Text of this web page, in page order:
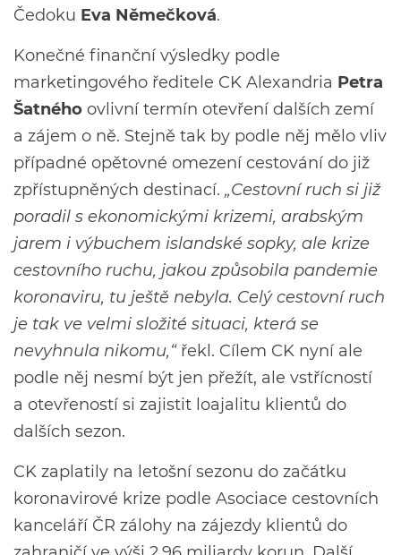
Čedoku Eva Němečková.
Konečné finanční výsledky podle
marketingového ředitele CK Alexandria Petra
Šatného ovlivní termín otevření dalších zemí
a zájem o ně. Stejně tak by podle něj mělo vliv
případné opětovné omezení cestování do již
zpřístupněných destinací. „Cestovní ruch si již
poradil s ekonomickými krizemi, arabským
jarem i výbuchem islandské sopky, ale krize
cestovního ruchu, jakou způsobila pandemie
koronaviru, tu ještě nebyla. Celý cestovní ruch
je tak ve velmi složité situaci, která se
nevyhnula nikomu,“řekl. Cílem CK nyní ale
podle něj nesmí být jen přežít, ale vstřícností
a otevřeností si zajistit loajalitu klientů do
dalších sezon.
CK zaplatily na letošní sezonu do začátku
koronavirové krize podle Asociace cestovních
kanceláří ČR zálohy na zájezdy klientů do